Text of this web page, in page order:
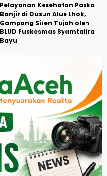
Pelayanan Kesehatan Paska
Banjir di Dusun Alue Lhok,
Gampong Siren Tujoh oleh
BLUD Puskesmas Syamtalira
Bayu